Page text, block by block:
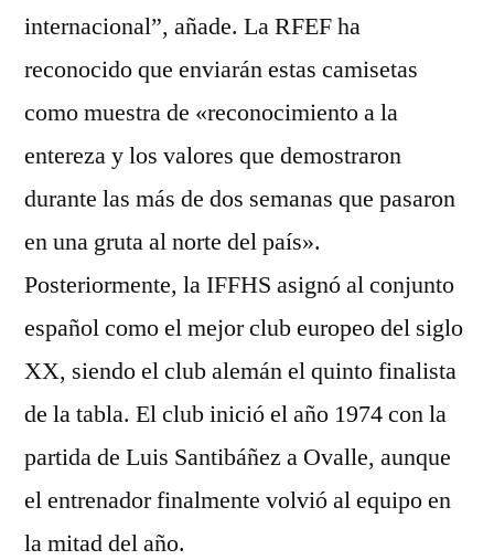
internacional”, añade. La RFEF ha
reconocido que enviarán estas camisetas
como muestra de «reconocimiento a la
entereza y los valores que demostraron
durante las más de dos semanas que pasaron
en una gruta al norte del país».
Posteriormente, la IFFHS asignó al conjunto
español como el mejor club europeo del siglo
XX, siendo el club alemán el quinto finalista
de la tabla. El club inició el año 1974 con la
partida de Luis Santibáñez a Ovalle, aunque
el entrenador finalmente volvió al equipo en
la mitad del año.